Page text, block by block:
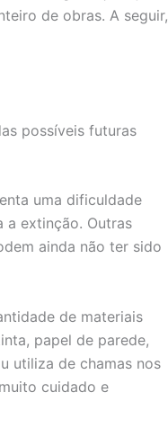
de obras. A seguir,
possíveis futuras
uma dificuldade
a extinção. Outras
ainda não ter sido
de materiais
papel de parede,
utiliza de chamas nos
cuidado e